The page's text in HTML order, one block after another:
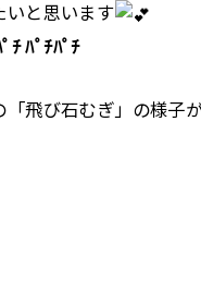
いと思います
ﾁ ﾊﾟﾁﾊﾟﾁ
「飛び石むぎ」の様子